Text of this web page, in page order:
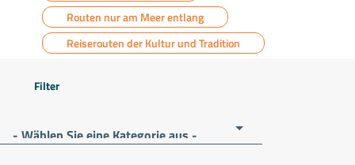
Routen nur am Meer entlang
Reiserouten der Kultur und Tradition
Filter
- Wählen Sie eine Kategorie aus -